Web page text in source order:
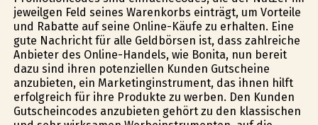
jeweilgen Feld seines Warenkorbs einträgt, um Vorteile
und Rabatte auf seine Online-Käufe zu erhalten. Eine
gute Nachricht für alle Geldbörsen ist, dass zahlreiche
Anbieter des Online-Handels, wie Bonita, nun bereit
dazu sind ihren potenziellen Kunden Gutscheine
anzubieten, ein Marketinginstrument, das ihnen hilft
erfolgreich für ihre Produkte zu werben. Den Kunden
Gutscheincodes anzubieten gehört zu den klassischen